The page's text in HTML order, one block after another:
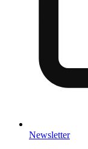
Newsletter